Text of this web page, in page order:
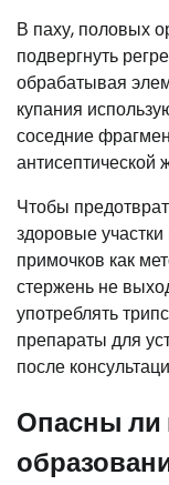
В паху, половых
подвергнуть
обрабатывая
купания
соседние
антисептической
Чтобы
здоровые
примочков как
стержень не
употреблять
препараты для
после
Опасны